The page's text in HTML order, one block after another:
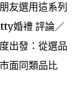
友選用這系列
婚禮 評論／
出發：從選品
面同類品比